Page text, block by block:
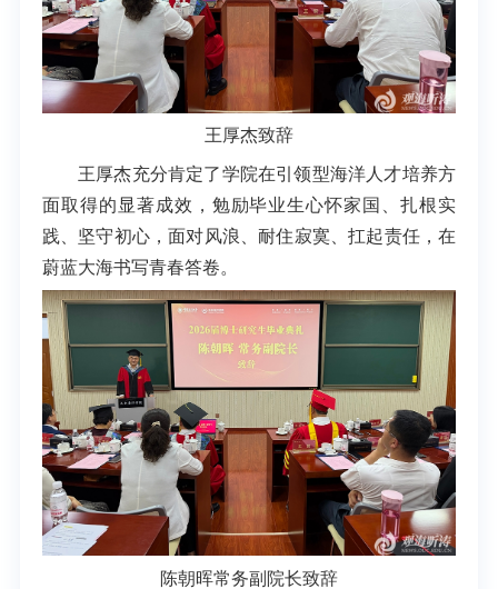
王厚杰致辞
王厚杰充分肯定了学院在引领型海洋人才培养方
面取得的显著成效，勉励毕业生心怀家国、扎根实
践、坚守初心，面对风浪、耐住寂寞、扛起责任，在
蔚蓝大海书写青春答卷。
陈朝晖常务副院长致辞